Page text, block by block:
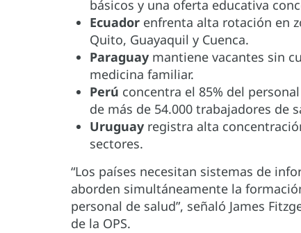
básicos y una oferta educativa
Ecuador enfrenta alta rotación en
Quito, Guayaquil y Cuenca.
Paraguay mantiene vacantes sin
medicina familiar.
Perú concentra el 85% del
de más de 54.000 trabajadores de
Uruguay registra alta
sectores.
“Los países necesitan sistemas de
aborden simultáneamente la
personal de salud”, señaló James
de la OPS.